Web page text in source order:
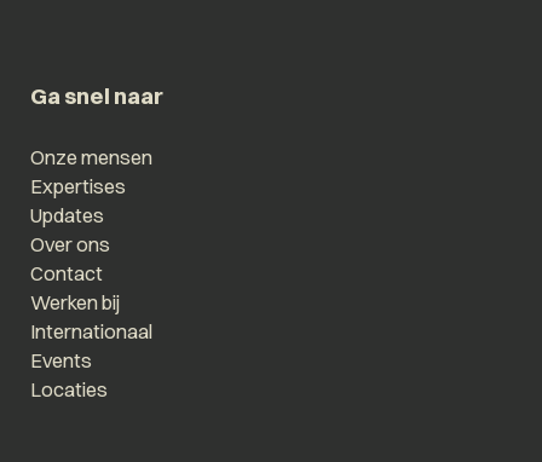
Ga snel naar
Onze mensen
Expertises
Updates
Over ons
Contact
Werken bij
Internationaal
Events
Locaties